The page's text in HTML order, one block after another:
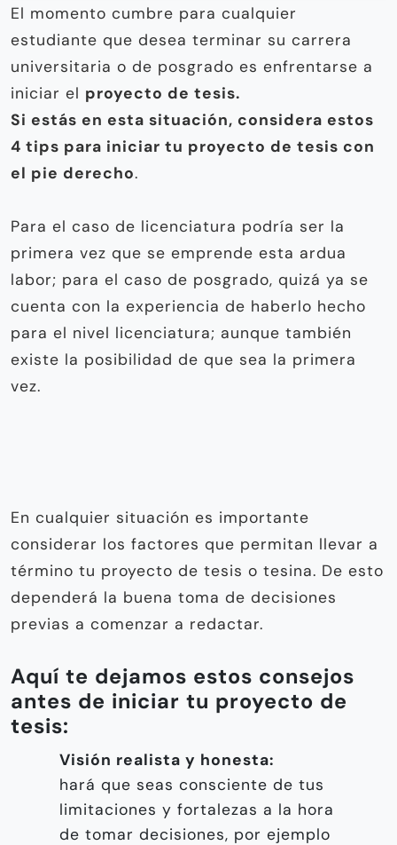
El momento cumbre para cualquier
estudiante que desea terminar su carrera
universitaria o de posgrado es enfrentarse a
iniciar el proyecto de tesis.
Si estás en esta situación, considera estos
4 tips para iniciar tu proyecto de tesis con
el pie derecho.
Para el caso de licenciatura podría ser la
primera vez que se emprende esta ardua
labor; para el caso de posgrado, quizá ya se
cuenta con la experiencia de haberlo hecho
para el nivel licenciatura; aunque también
existe la posibilidad de que sea la primera
vez.
En cualquier situación es importante
considerar los factores que permitan llevar a
término tu proyecto de tesis o tesina. De esto
dependerá la buena toma de decisiones
previas a comenzar a redactar.
Aquí te dejamos estos consejos
antes de iniciar tu proyecto de
tesis:
Visión realista y honesta:
hará que seas consciente de tus
limitaciones y fortalezas a la hora
de tomar decisiones, por ejemplo